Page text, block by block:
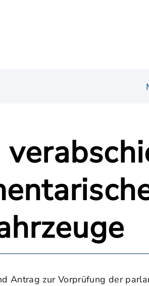
Antrag zur Vorprüfung der